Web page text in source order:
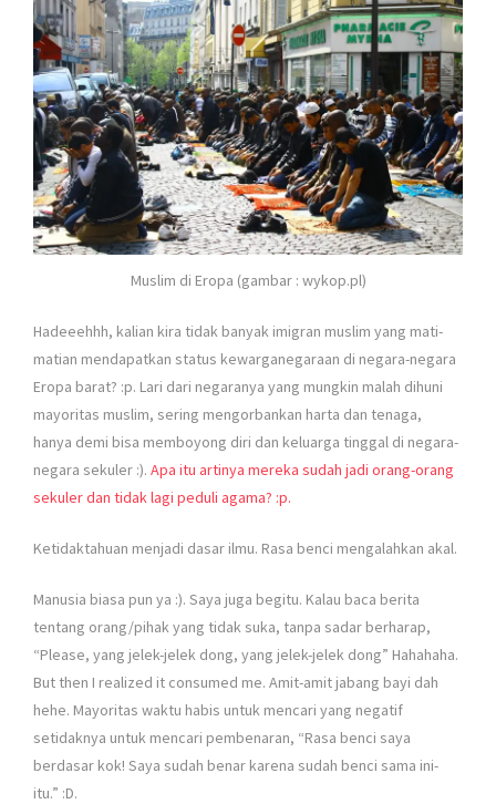
Muslim di Eropa (gambar : wykop.pl)
Hadeeehhh, kalian kira tidak banyak imigran muslim yang mati-
matian mendapatkan status kewarganegaraan di negara-negara
Eropa barat? :p. Lari dari negaranya yang mungkin malah dihuni
mayoritas muslim, sering mengorbankan harta dan tenaga,
hanya demi bisa memboyong diri dan keluarga tinggal di negara-
negara sekuler :). Apa itu artinya mereka sudah jadi orang-orang
sekuler dan tidak lagi peduli agama? :p.
Ketidaktahuan menjadi dasar ilmu. Rasa benci mengalahkan akal.
Manusia biasa pun ya :). Saya juga begitu. Kalau baca berita
tentang orang/pihak yang tidak suka, tanpa sadar berharap,
“Please, yang jelek-jelek dong, yang jelek-jelek dong” Hahahaha.
But then I realized it consumed me. Amit-amit jabang bayi dah
hehe. Mayoritas waktu habis untuk mencari yang negatif
setidaknya untuk mencari pembenaran, “Rasa benci saya
berdasar kok! Saya sudah benar karena sudah benci sama ini-
itu.” :D.